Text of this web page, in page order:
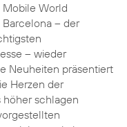
Mobile World
– der
– wieder
Neuheiten präsentiert
Herzen der
höher schlagen